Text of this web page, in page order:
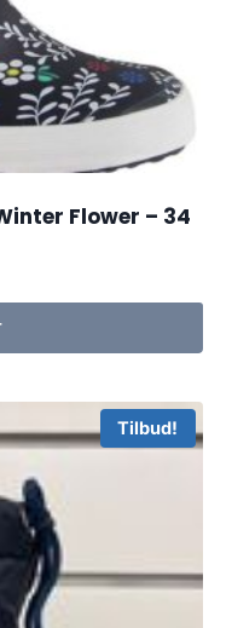
Flower – 34
Tilbud!